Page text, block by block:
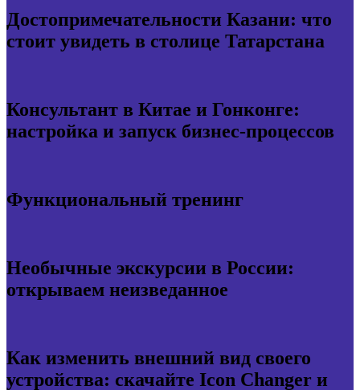
Достопримечательности Казани: что
стоит увидеть в столице Татарстана
Консультант в Китае и Гонконге:
настройка и запуск бизнес-процессов
Функциональный тренинг
Необычные экскурсии в России:
открываем неизведанное
Как изменить внешний вид своего
устройства: скачайте Icon Changer и